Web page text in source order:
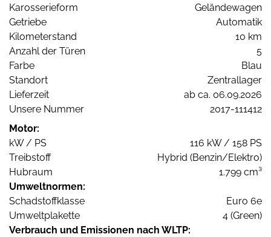
Karosserieform
Geländewagen
Getriebe
Automatik
Kilometerstand
10 km
Anzahl der Türen
5
Farbe
Blau
Standort
Zentrallager
Lieferzeit
ab ca. 06.09.2026
Unsere Nummer
2017-111412
Motor:
kW / PS
116 kW / 158 PS
Treibstoff
Hybrid (Benzin/Elektro)
Hubraum
1.799 cm³
Umweltnormen:
Schadstoffklasse
Euro 6e
Umweltplakette
4 (Green)
Verbrauch und Emissionen nach WLTP: